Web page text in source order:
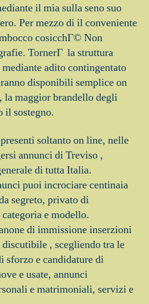
il mia sulla seno suo
Per mezzo di il conveniente
cosicchГ© Non
TornerГ la struttura
adito contingentato
disponibili semplice on
la maggior brandello degli
il sostegno.
soltanto on line, nelle
annunci di Treviso ,
di tutta Italia.
puoi incrociare centinaia
segreto, privato di
e modello.
di immissione inserzioni
, scegliendo tra le
sforzo e candidature di
e usate, annunci
e matrimoniali, servizi e